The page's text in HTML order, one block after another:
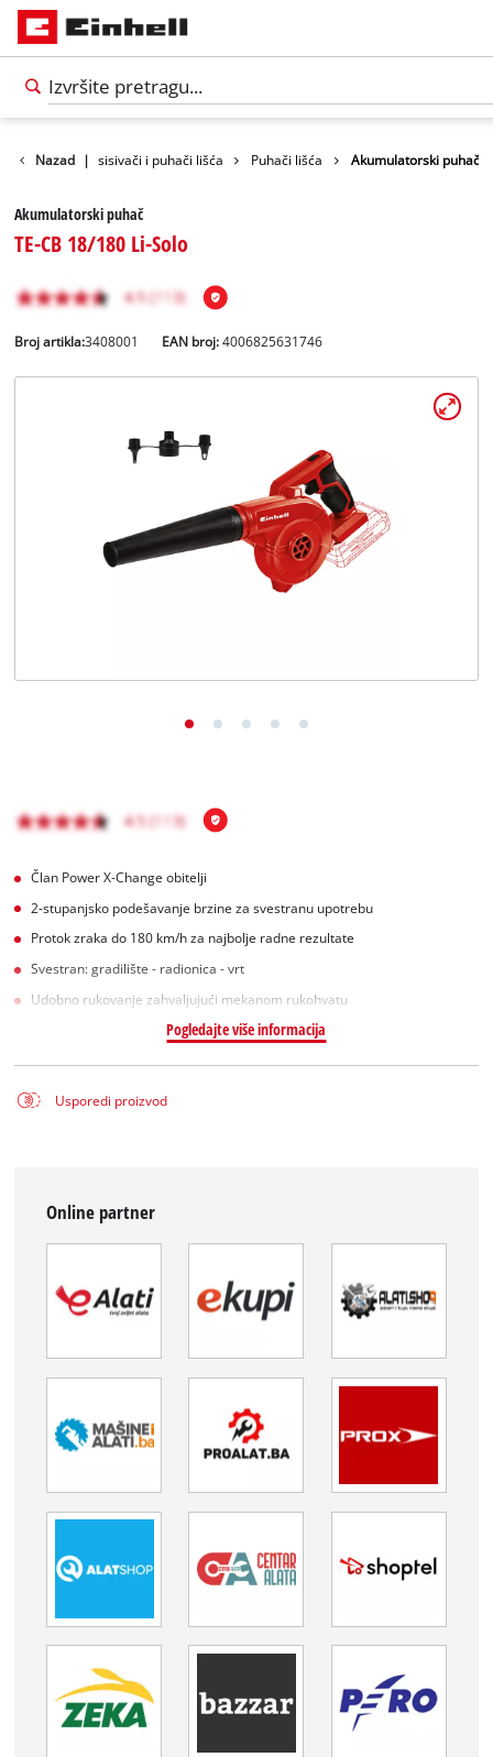
Nazad |
Vrt Usisivači i puhači lišća Puhači lišća Akumulatorski puhač
Akumulatorski puhač
TE-CB 18/180 Li-Solo
Broj artikla:3408001 EAN broj:4006825631746
Član Power X-Change obitelji
2-stupanjsko podešavanje brzine za svestranu upotrebu
Protok zraka do 180 km/h za najbolje radne rezultate
Svestran: gradilište - radionica - vrt
Udobno rukovanje zahvaljujući mekanom rukohvatu
Pogledajte više informacija
Usporedi proizvod
Online partner